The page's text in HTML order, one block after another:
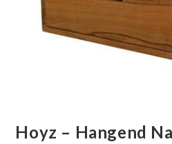
Hoyz – Hangend